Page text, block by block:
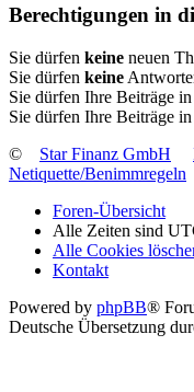
Berechtigungen in
Sie dürfen keine neuen
Sie dürfen keine
Sie dürfen Ihre Beiträge
Sie dürfen Ihre Beiträge
©
Star Finanz GmbH
Netiquette/Benimmregeln
Foren-Übersicht
Alle Zeiten sind
Alle Cookies
Kontakt
Powered by phpBB®
Deutsche Übersetzung